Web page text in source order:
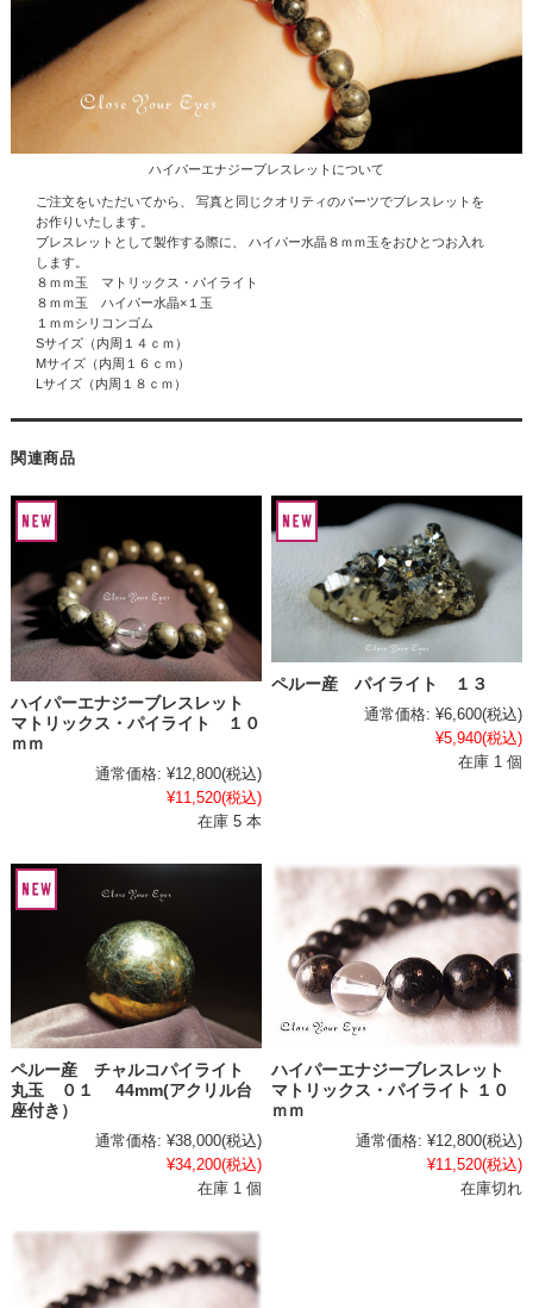
ハイパーエナジーブレスレットについて
ご注文をいただいてから、 写真と同じクオリティのパーツでブレスレットを
お作りいたします。
ブレスレットとして製作する際に、ハイパー水晶８ｍｍ玉をおひとつお入れ
します。
８ｍｍ玉 マトリックス・パイライト
８ｍｍ玉 ハイパー水晶×１玉
１ｍｍシリコンゴム
Sサイズ（内周１４ｃｍ）
Mサイズ（内周１６ｃｍ）
Lサイズ（内周１８ｃｍ）
関連商品
ハイパーエナジーブレスレット
マトリックス・パイライト １０
ｍｍ
通常価格: ¥12,800(税込)
¥11,520(税込)
在庫 5 本
ペルー産 パイライト １３
通常価格: ¥6,600(税込)
¥5,940(税込)
在庫 1 個
ペルー産 チャルコパイライト
丸玉 ０１ 44mm(アクリル台
座付き）
通常価格: ¥38,000(税込)
¥34,200(税込)
在庫 1 個
ハイパーエナジーブレスレット
マトリックス・パイライト １０
ｍｍ
通常価格: ¥12,800(税込)
¥11,520(税込)
在庫切れ